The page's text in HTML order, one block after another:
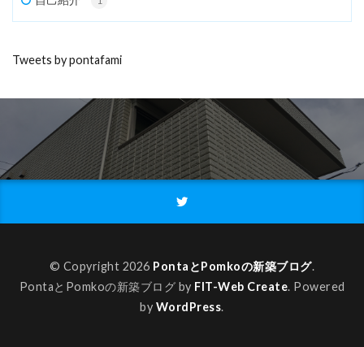
Tweets by pontafami
© Copyright 2026 PontaとPomkoの新築ブログ.
PontaとPomkoの新築ブログ by FIT-Web Create. Powered
by WordPress.